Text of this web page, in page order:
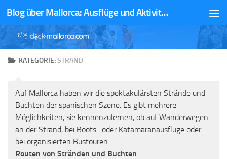
Zum Inhalt springen Blog über Mallorca: Ausflüge und Aktivitäten
KATEGORIE:STRAND
Auf Mallorca haben wir die spektakulärsten Strände und
Buchten der spanischen Szene. Es gibt mehrere
Möglichkeiten, sie kennenzulernen, ob auf Wanderwegen
an der Strand, bei Boots- oder Katamaranausflüge oder
bei organisierten Bustouren…
Routen von Stränden und Buchten